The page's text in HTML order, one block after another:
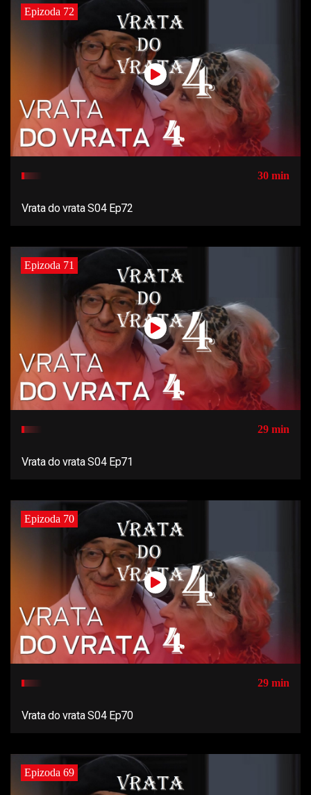
Epizoda 72
30 min
Vrata do vrata S04 Ep72
Epizoda 71
29 min
Vrata do vrata S04 Ep71
Epizoda 70
29 min
Vrata do vrata S04 Ep70
Epizoda 69